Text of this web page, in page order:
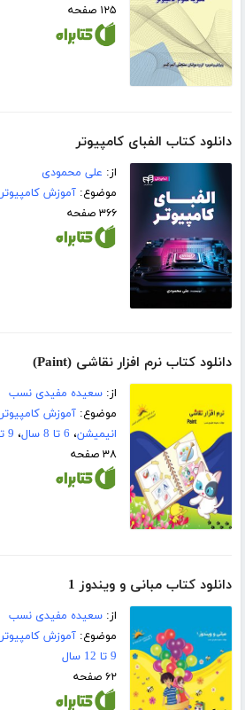
۱۲۵ صفحه
دانلود کتاب الفبای کامپیوتر
از: علی محمودی
موضوع:آموزش کامپیوتر
۳۶۶ صفحه
دانلود کتاب نرم افزار نقاشی (Paint)
از:سعیده مفیدی نسب
موضوع:آموزش کامپیوتر
انیمیشن، 6 تا 8 سال ، 9 تا 12 سال
۳۸ صفحه
دانلود کتاب مبانی و ویندوز 1
از:سعیده مفیدی نسب
موضوع:آموزش کامپیوتر
9 تا 12 سال
۶۲ صفحه